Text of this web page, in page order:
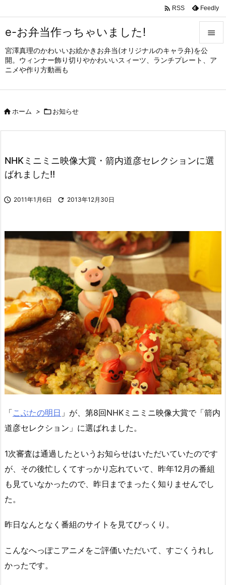
e-お弁当作っちゃいました!
宮澤真理のかわいいお絵かきお弁当(オリジナルのキャラ弁)を公
開。ウィンナー飾り切りやかわいいスィーツ、ランチプレート、ア
ニメや作り方動画も


メニュ
サイド


 RSS Feedly
ホーム > お知らせ
NHKミニミニ映像大賞・箭内道彦セレクションに選
ばれました!!
 2011年1月6日  2013年12月30日
「こぶたの明日 」が、第8回NHKミニミニ映像大賞で「箭内
道彦セレクション」に選ばれました。
1次審査は通過したというお知らせはいただいていたのです
が、その後忙しくてすっかり忘れていて、昨年12月の番組
も見ていなかったので、昨日までまったく知りませんでし
た。
昨日なんとなく番組のサイトを見てびっくり。
こんなへっぽこアニメをご評価いただいて、すごくうれし
かったです。